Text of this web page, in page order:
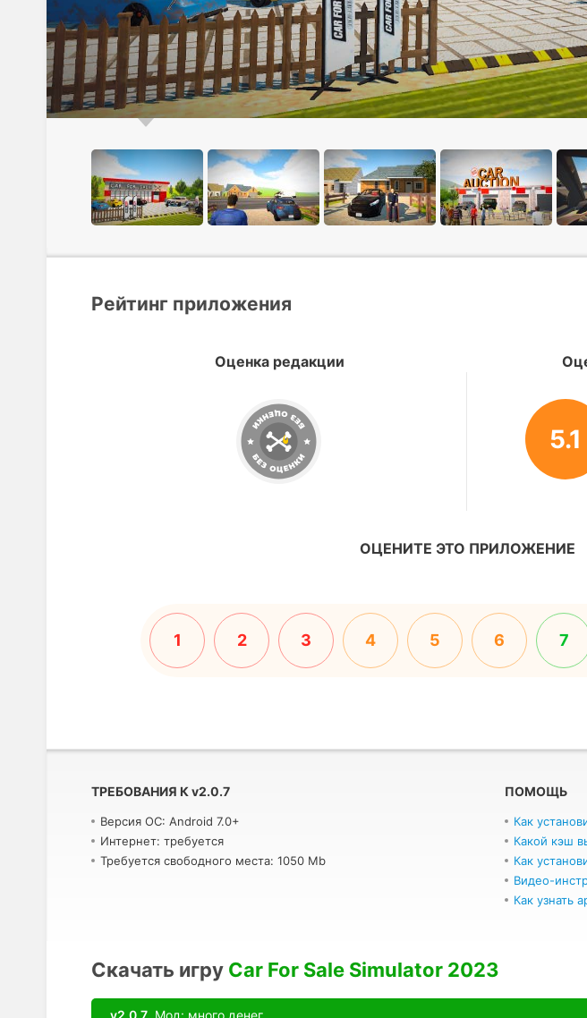
Рейтинг приложения
Оценка редакции
5.1
ОЦЕНИТЕ ЭТО ПРИЛОЖЕНИЕ
1 2 3 4 5 6 7
ТРЕБОВАНИЯ К v2.0.7
Версия ОС: Android 7.0+
Интернет: требуется
Требуется свободного места: 1050 Mb
ПОМОЩЬ
Как
Какой кэш
Как
Видео-
Как узнать
Скачать игру Car For Sale Simulator 2023
v2.0.7 Мод: много денег